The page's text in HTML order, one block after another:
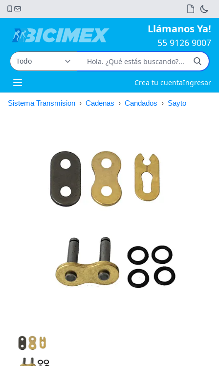
Llámanos Ya!
55 9126 9007
Open main menu Crea tu cuentaIngresar
Sistema Transmision › Cadenas › Candados › Sayto